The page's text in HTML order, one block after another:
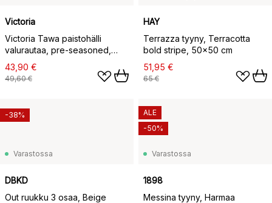
Victoria
Victoria Tawa paistohälli
valurautaa, pre-seasoned,
Ø30 cm
43,90 €
49,60 €
HAY
Terrazza tyyny, Terracotta
bold stripe, 50x50 cm
51,95 €
65 €
Varastossa
DBKD
Out ruukku 3 osaa, Beige
-38%
Varastossa
1898
Messina tyyny, Harmaa
ALE
-50%